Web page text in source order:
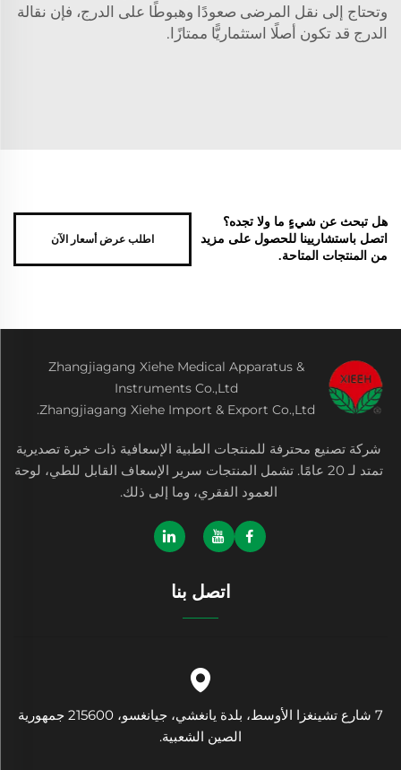
وتحتاج إلى نقل المرضى صعودًا وهبوطًا على الدرج، فإن نقالة
الدرج قد تكون أصلًا استثماريًّا ممتازًا.
هل تبحث عن شيءٍ ما ولا تجده؟
اتصل باستشاريينا للحصول على مزيد
من المنتجات المتاحة.
اطلب عرض أسعار الآن
Zhangjiagang Xiehe Medical Apparatus &
Instruments Co.,Ltd
Zhangjiagang Xiehe Import & Export Co.,Ltd.
شركة تصنيع محترفة للمنتجات الطبية الإسعافية ذات خبرة تصديرية
تمتد لـ 20 عامًا. تشمل المنتجات سرير الإسعاف القابل للطي، لوحة
العمود الفقري، وما إلى ذلك.
اتصل بنا
7 شارع تشينغزا الأوسط، بلدة يانغشي، جيانغسو، 215600 جمهورية
الصين الشعبية.